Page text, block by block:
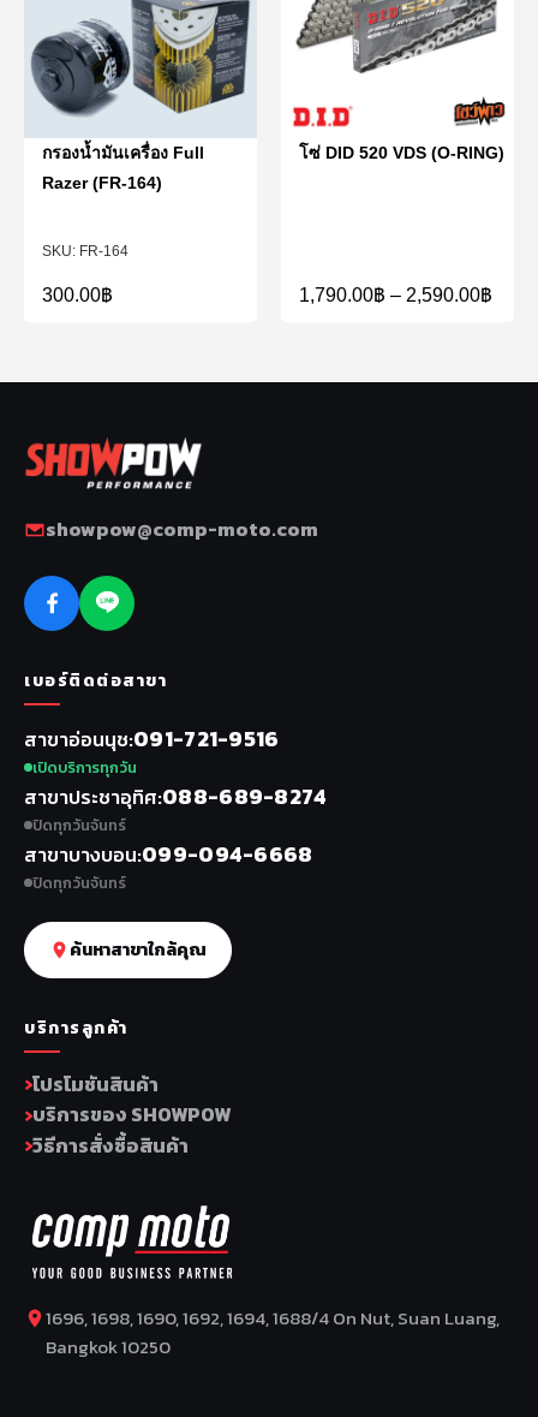
FR-164
กรองน้ำมันเครื่อง Full
Razer (FR-164)
300.00฿
โซ่ DID 520 VDS (O-RING)
1,790.00฿ – 2,590.00฿
showpow@comp-moto.com
เบอร์ติดต่อสาขา
สาขาอ่อนนุช 091-721-9516
เปิดบริการทุกวัน
สาขาประชาอุทิศ 088-689-8274
ปิดทุกวันจันทร์
สาขาบางบอน 099-094-6668
ปิดทุกวันจันทร์
ค้นหาสาขาใกล้คุณ
บริการลูกค้า
โปรโมชันสินค้า
บริการของ SHOWPOW
วิธีการสั่งซื้อสินค้า
1696, 1698, 1690, 1692, 1694, 1688/4 On Nut, Suan Luang,
Bangkok 10250